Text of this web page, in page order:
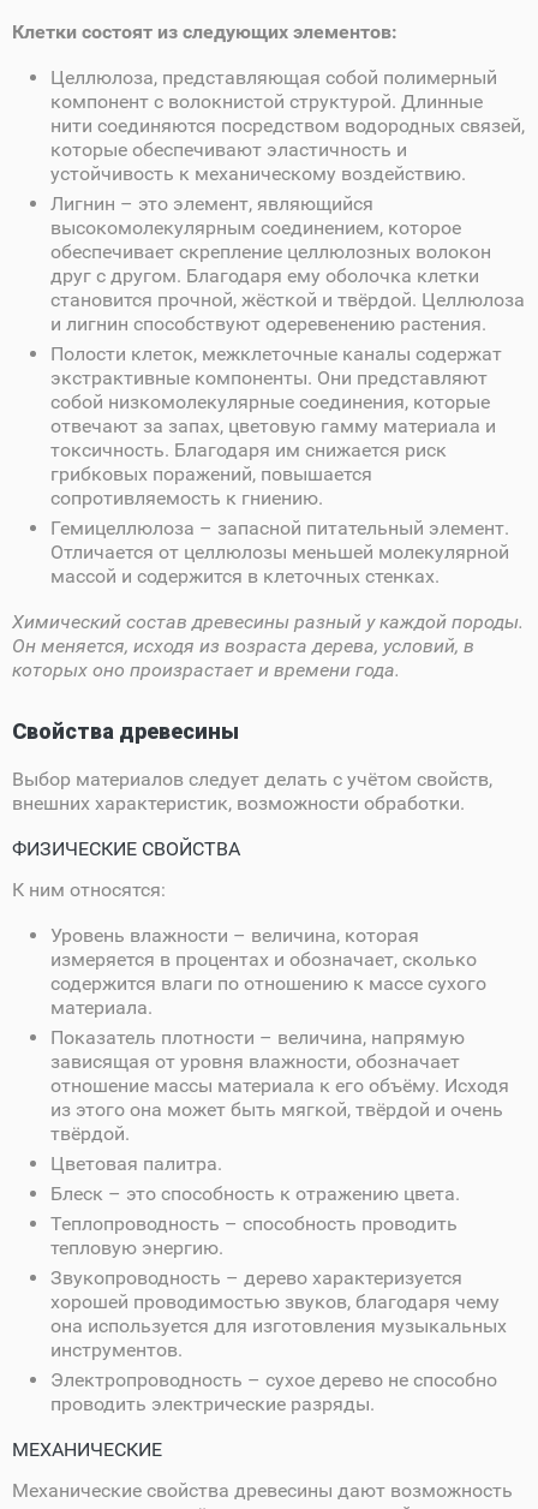
Клетки состоят из следующих элементов:
Целлюлоза, представляющая собой полимерный
компонент с волокнистой структурой. Длинные
нити соединяются посредством водородных связей,
которые обеспечивают эластичность и
устойчивость к механическому воздействию.
Лигнин – это элемент, являющийся
высокомолекулярным соединением, которое
обеспечивает скрепление целлюлозных волокон
друг с другом. Благодаря ему оболочка клетки
становится прочной, жёсткой и твёрдой. Целлюлоза
и лигнин способствуют одеревенению растения.
Полости клеток, межклеточные каналы содержат
экстрактивные компоненты. Они представляют
собой низкомолекулярные соединения, которые
отвечают за запах, цветовую гамму материала и
токсичность. Благодаря им снижается риск
грибковых поражений, повышается
сопротивляемость к гниению.
Гемицеллюлоза – запасной питательный элемент.
Отличается от целлюлозы меньшей молекулярной
массой и содержится в клеточных стенках.
Химический состав древесины разный у каждой породы.
Он меняется, исходя из возраста дерева, условий, в
которых оно произрастает и времени года.
Свойства древесины
Выбор материалов следует делать с учётом свойств,
внешних характеристик, возможности обработки.
ФИЗИЧЕСКИЕ СВОЙСТВА
К ним относятся:
Уровень влажности – величина, которая
измеряется в процентах и обозначает, сколько
содержится влаги по отношению к массе сухого
материала.
Показатель плотности – величина, напрямую
зависящая от уровня влажности, обозначает
отношение массы материала к его объёму. Исходя
из этого она может быть мягкой, твёрдой и очень
твёрдой.
Цветовая палитра.
Блеск – это способность к отражению цвета.
Теплопроводность – способность проводить
тепловую энергию.
Звукопроводность – дерево характеризуется
хорошей проводимостью звуков, благодаря чему
она используется для изготовления музыкальных
инструментов.
Электропроводность – сухое дерево не способно
проводить электрические разряды.
МЕХАНИЧЕСКИЕ
Механические свойства древесины дают возможность